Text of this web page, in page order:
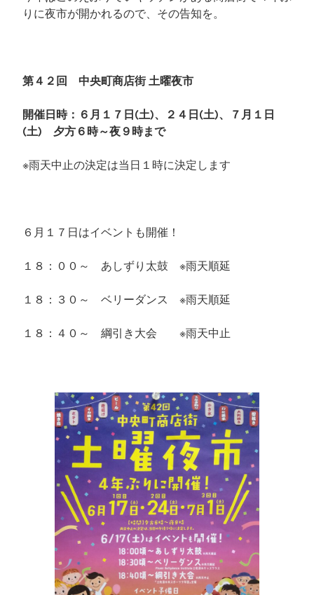
りに夜市が開かれるので、その告知を。
第４２回 中央町商店街 土曜夜市
開催日時：６月１７日(土)、２４日(土)、７月１日
(土) 夕方６時～夜９時まで
※雨天中止の決定は当日１時に決定します
６月１７日はイベントも開催！
１８：００～ あしずり太鼓 ※雨天順延
１８：３０～ ベリーダンス ※雨天順延
１８：４０～ 綱引き大会 ※雨天中止